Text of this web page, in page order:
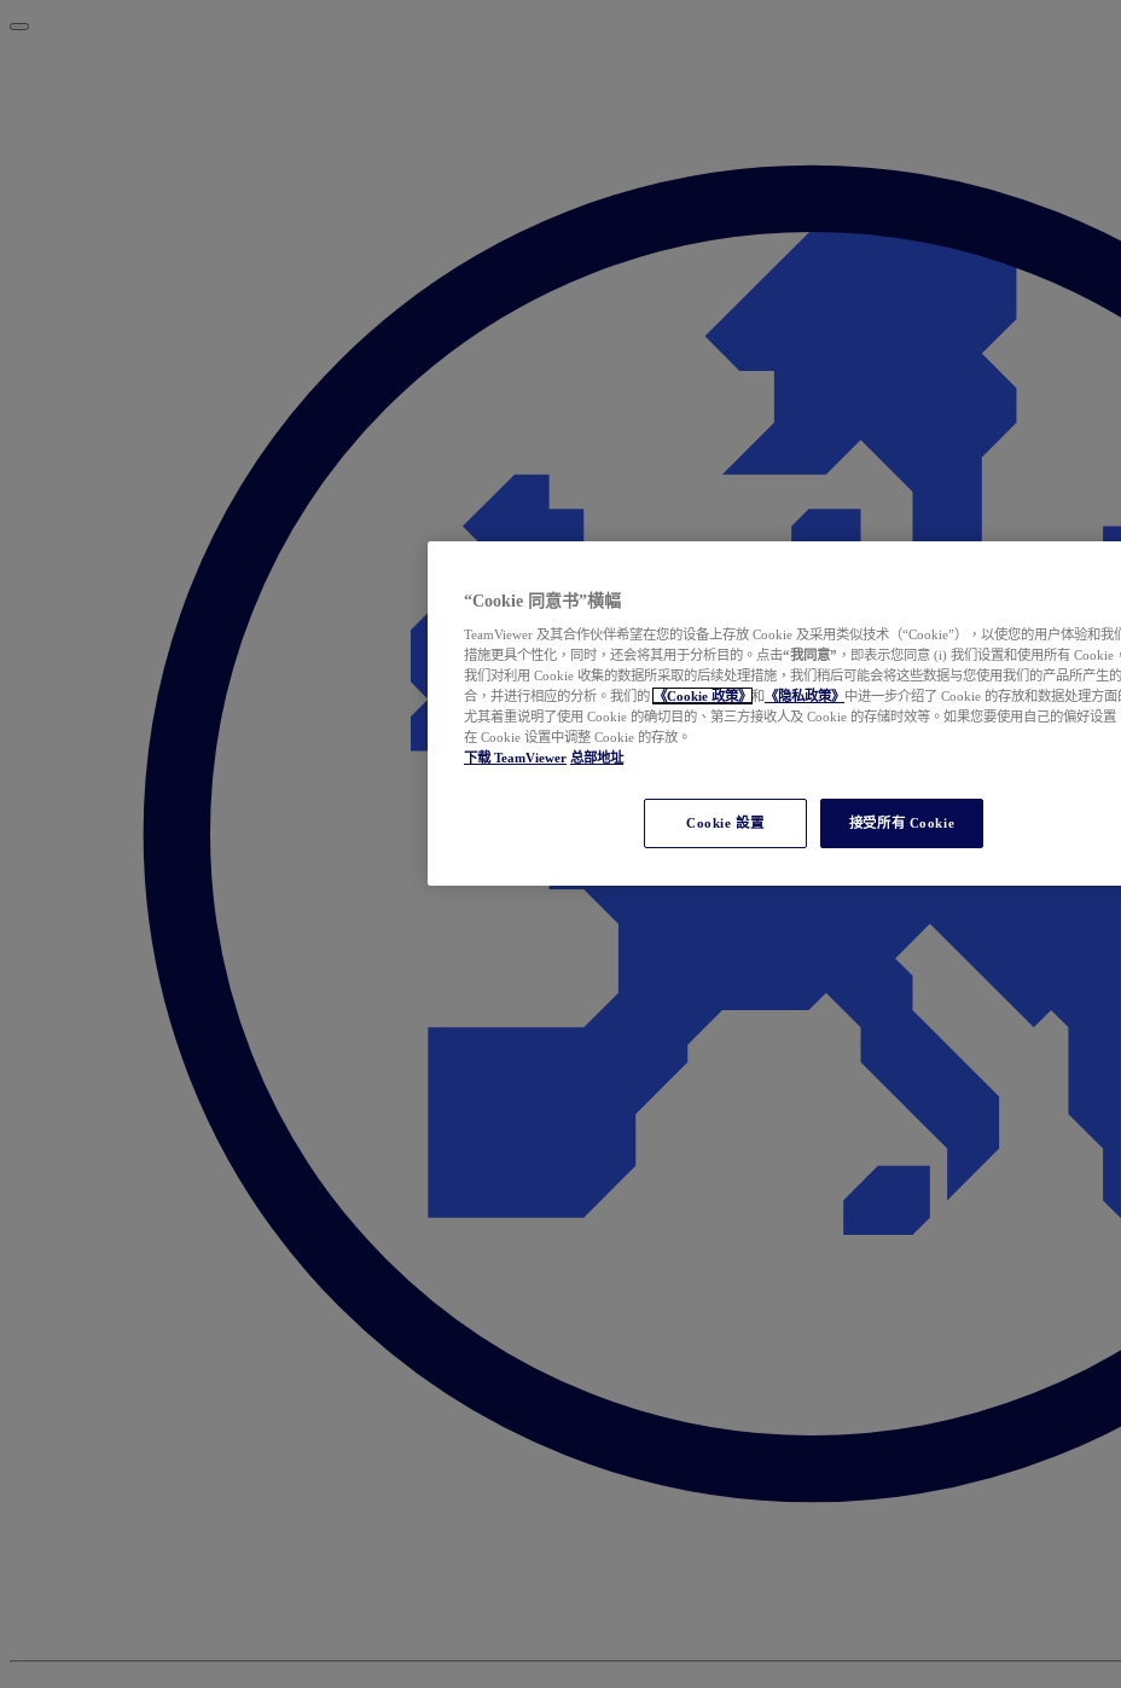
“Cookie 同意书”横幅
TeamViewer 及其合作伙伴希望在您的设备上存放 Cookie 及采用类似技术（“Cookie”），以使您的用户体验和我
措施更具个性化，同时，还会将其用于分析目的。点击“我同意” ，即表示您同意 (i) 我们设置和使用所有 Cookie
我们对利用 Cookie 收集的数据所采取的后续处理措施，我们稍后可能会将这些数据与您使用我们的产品所产生
合，并进行相应的分析。我们的
《Cookie 政策》 和 《隐私政策》 中进一步介绍了 Cookie 的存放和数据处理方面
尤其着重说明了使用 Cookie 的确切目的、第三方接收人及 Cookie 的存储时效等。如果您要使用自己的偏好设置
在 Cookie 设置中调整 Cookie 的存放。
下载 TeamViewer 总部地址
Cookie 設置 接受所有 Cookie